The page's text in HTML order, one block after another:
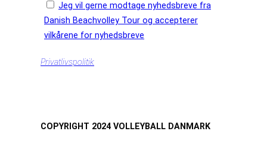
Jeg vil gerne modtage nyhedsbreve fra
Danish Beachvolley Tour og accepterer
vilkårene for nyhedsbreve
Privatlivspolitik
COPYRIGHT 2024 VOLLEYBALL DANMARK